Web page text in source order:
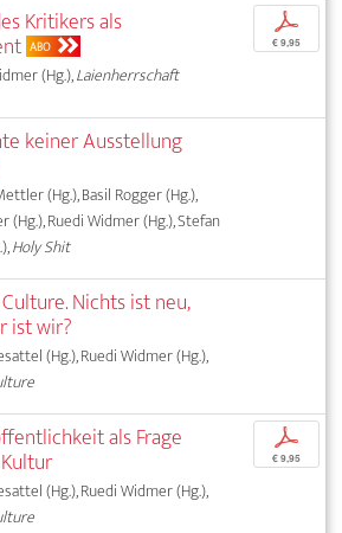
Kritikers als
ABO
(Hg.),Laienherrschaft
p
€ 9,95
keiner Ausstellung
(Hg.), Basil Rogger (Hg.),
(Hg.), Ruedi Widmer (Hg.), Stefan
Holy Shit
Nichts ist neu,
ist wir?
(Hg.), Ruedi Widmer (Hg.),
als Frage
(Hg.), Ruedi Widmer (Hg.),
p
€ 9,95